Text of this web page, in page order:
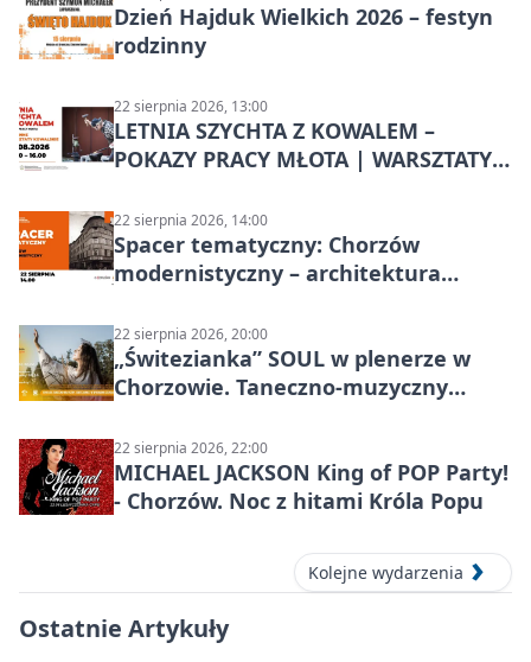
Dzień Hajduk Wielkich 2026 – festyn
rodzinny
22 sierpnia 2026, 13:00
LETNIA SZYCHTA Z KOWALEM –
POKAZY PRACY MŁOTA | WARSZTATY
22 sierpnia 2026, 14:00
Spacer tematyczny: Chorzów
modernistyczny – architektura
22 sierpnia 2026, 20:00
„Świtezianka” SOUL w plenerze w
Chorzowie. Taneczno-muzyczny
22 sierpnia 2026, 22:00
MICHAEL JACKSON King of POP Party!
- Chorzów. Noc z hitami Króla Popu
Kolejne wydarzenia
Ostatnie Artykuły